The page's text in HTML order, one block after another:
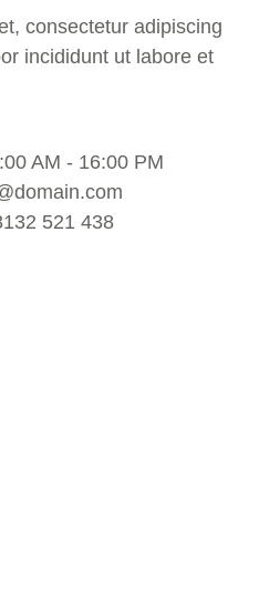
consectetur adipiscing
incididunt ut labore et
AM - 16:00 PM
521 438